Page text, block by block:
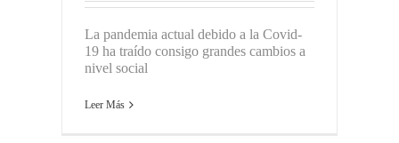
La pandemia actual debido a la Covid-
19 ha traído consigo grandes cambios a
nivel social
Leer Más